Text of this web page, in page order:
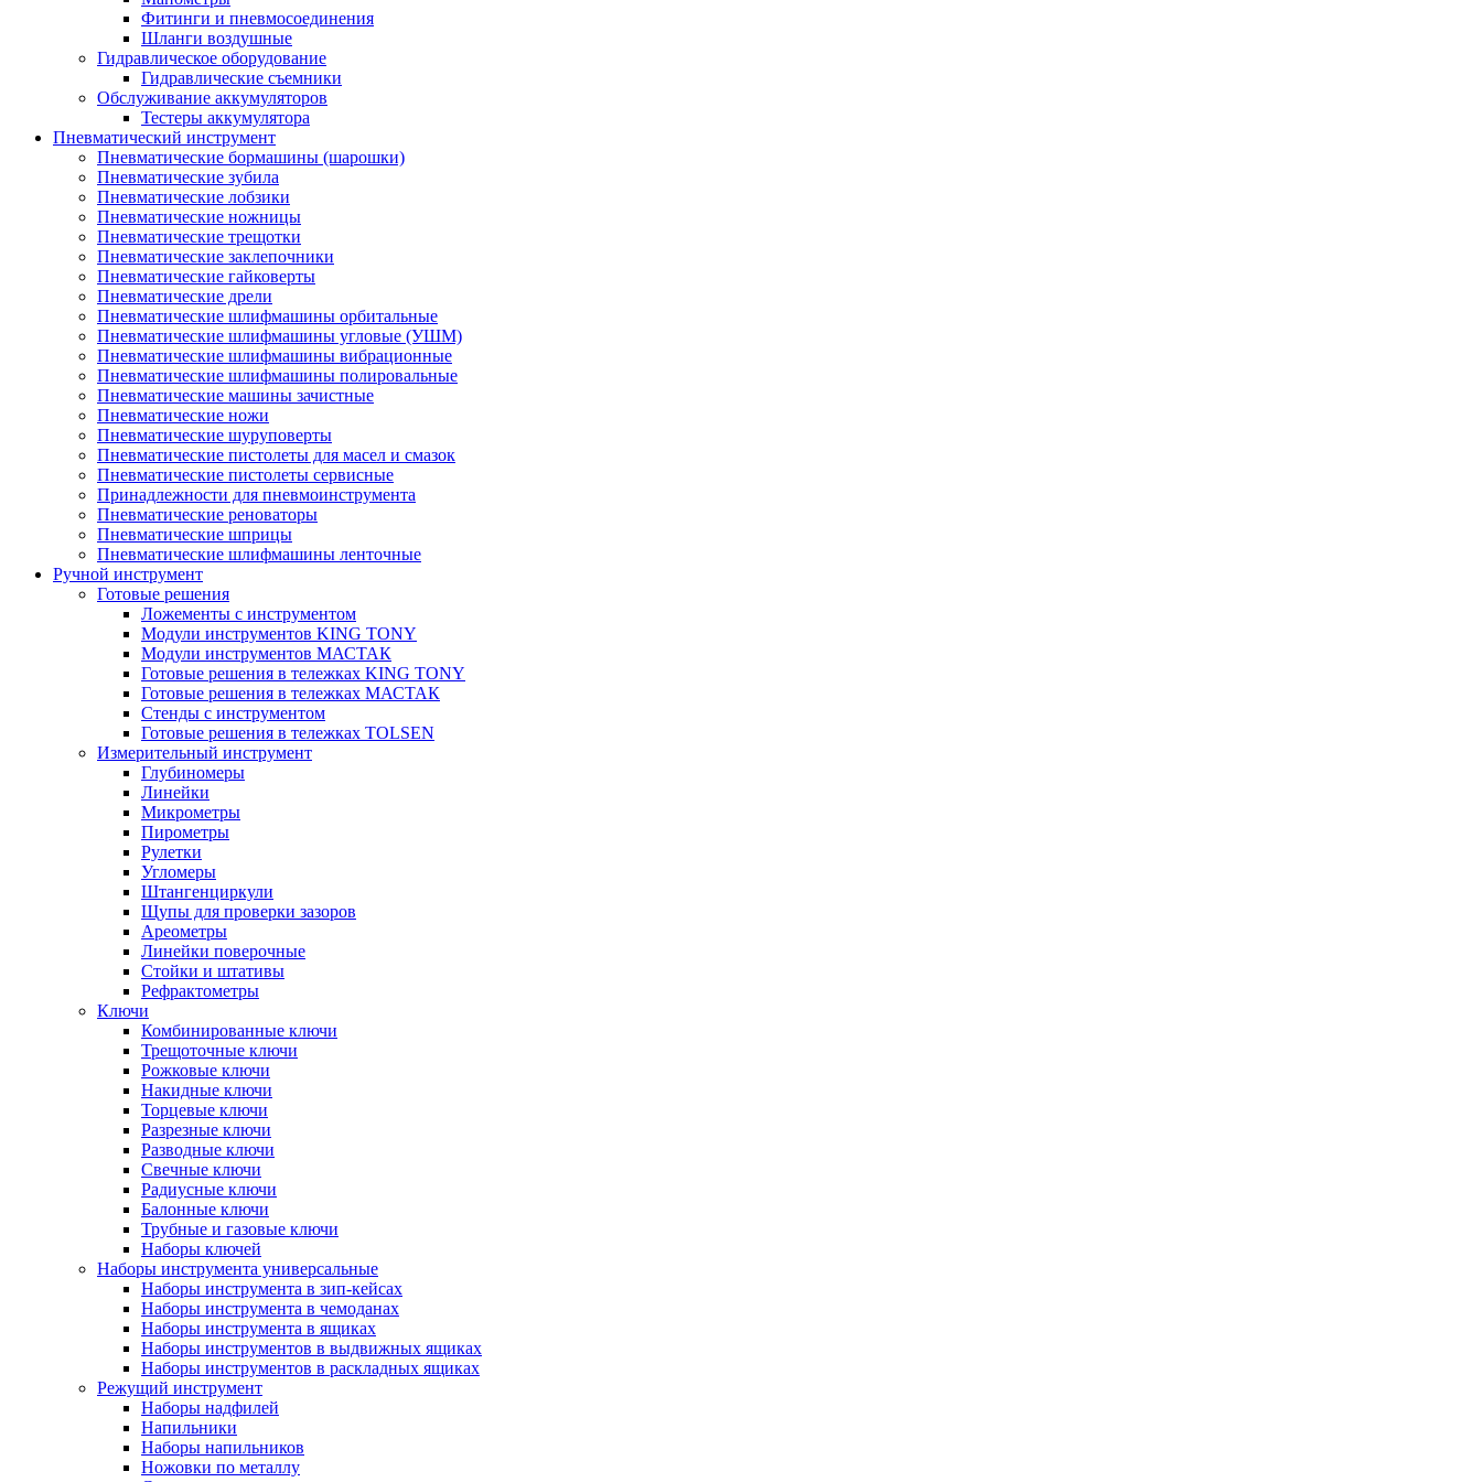
Фитинги и пневмосоединения
Шланги воздушные
Гидравлическое оборудование
Гидравлические съемники
Обслуживание аккумуляторов
Тестеры аккумулятора
Пневматический инструмент
Пневматические бормашины (шарошки)
Пневматические зубила
Пневматические лобзики
Пневматические ножницы
Пневматические трещотки
Пневматические заклепочники
Пневматические гайковерты
Пневматические дрели
Пневматические шлифмашины орбитальные
Пневматические шлифмашины угловые (УШМ)
Пневматические шлифмашины вибрационные
Пневматические шлифмашины полировальные
Пневматические машины зачистные
Пневматические ножи
Пневматические шуруповерты
Пневматические пистолеты для масел и смазок
Пневматические пистолеты сервисные
Принадлежности для пневмоинструмента
Пневматические реноваторы
Пневматические шприцы
Пневматические шлифмашины ленточные
Ручной инструмент
Готовые решения
Ложементы с инструментом
Модули инструментов KING TONY
Модули инструментов МАСТАК
Готовые решения в тележках KING TONY
Готовые решения в тележках МАСТАК
Стенды с инструментом
Готовые решения в тележках TOLSEN
Измерительный инструмент
Глубиномеры
Линейки
Микрометры
Пирометры
Рулетки
Угломеры
Штангенциркули
Щупы для проверки зазоров
Ареометры
Линейки поверочные
Стойки и штативы
Рефрактометры
Ключи
Комбинированные ключи
Трещоточные ключи
Рожковые ключи
Накидные ключи
Торцевые ключи
Разрезные ключи
Разводные ключи
Свечные ключи
Радиусные ключи
Балонные ключи
Трубные и газовые ключи
Наборы ключей
Наборы инструмента универсальные
Наборы инструмента в зип-кейсах
Наборы инструмента в чемоданах
Наборы инструмента в ящиках
Наборы инструментов в выдвижных ящиках
Наборы инструментов в раскладных ящиках
Режущий инструмент
Наборы надфилей
Напильники
Наборы напильников
Ножовки по металлу